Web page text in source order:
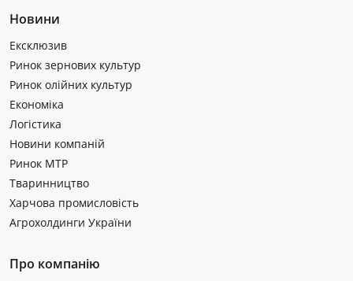
Новини
Ексклюзив
Ринок зернових культур
Ринок олійних культур
Економіка
Логістика
Новини компаній
Ринок МТР
Тваринництво
Харчова промисловість
Агрохолдинги України
Про компанію